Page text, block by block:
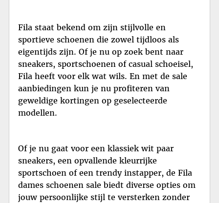
Fila staat bekend om zijn stijlvolle en
sportieve schoenen die zowel tijdloos als
eigentijds zijn. Of je nu op zoek bent naar
sneakers, sportschoenen of casual schoeisel,
Fila heeft voor elk wat wils. En met de sale
aanbiedingen kun je nu profiteren van
geweldige kortingen op geselecteerde
modellen.
Of je nu gaat voor een klassiek wit paar
sneakers, een opvallende kleurrijke
sportschoen of een trendy instapper, de Fila
dames schoenen sale biedt diverse opties om
jouw persoonlijke stijl te versterken zonder